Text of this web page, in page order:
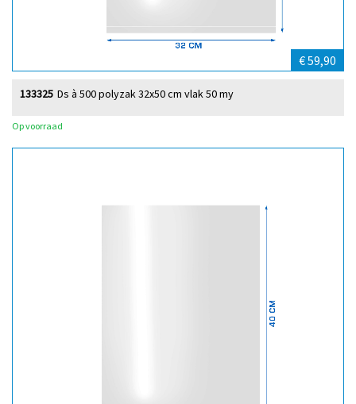
€ 59,90
Ds à 500 polyzak 32x50 cm vlak 50 my
133325
Op voorraad